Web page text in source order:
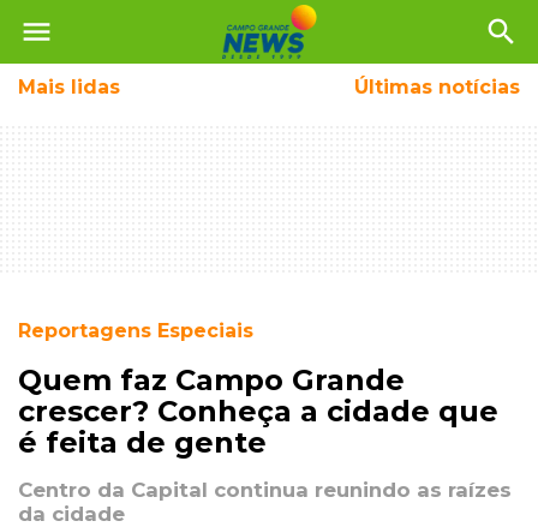
menu search
Mais lidas Últimas notícias
Reportagens Especiais
Quem faz Campo Grande
crescer? Conheça a cidade que
é feita de gente
Centro da Capital continua reunindo as raízes
da cidade